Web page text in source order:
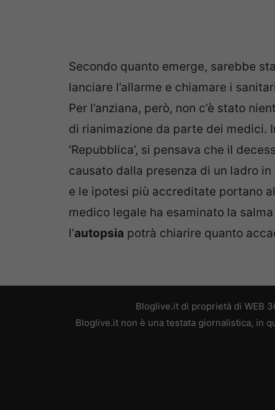
Secondo quanto emerge, sarebbe
lanciare l’allarme e chiamare i
Per l’anziana, però, non c’è stato
di rianimazione da parte dei medici.
‘Repubblica’, si pensava che il
causato dalla presenza di un ladro
e le ipotesi più accreditate portano
medico legale ha esaminato la
l’autopsia potrà chiarire quanto
Bloglive.it di proprietà di WEB
Bloglive.it non è una testata giornalistica, in